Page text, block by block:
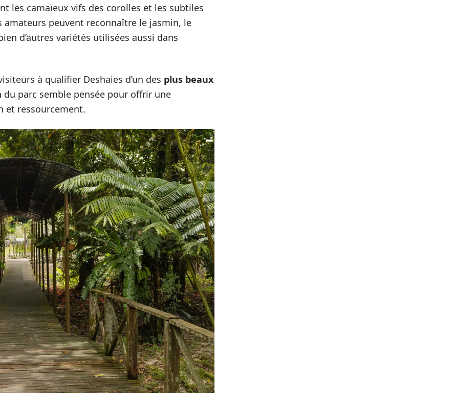
les camaïeux vifs des corolles et les subtiles
peuvent reconnaître le jasmin, le
d’autres variétés utilisées aussi dans
à qualifier Deshaies d’un des plus beaux
parc semble pensée pour offrir une
et ressourcement.